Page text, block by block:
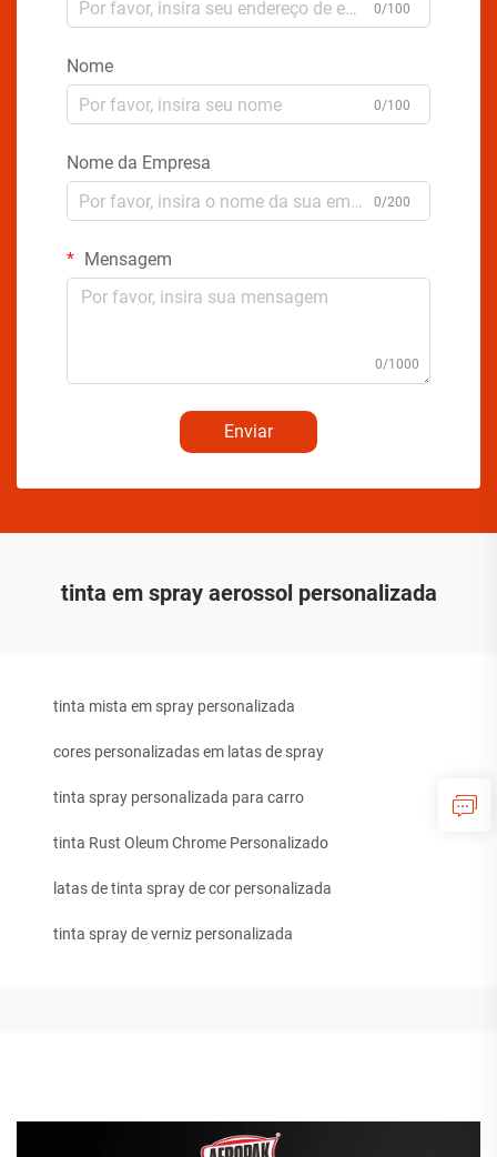
0/100
Nome
0/100
Nome da Empresa
0/200
Mensagem
0/1000
Enviar
tinta em spray aerossol personalizada
tinta mista em spray personalizada
cores personalizadas em latas de spray
tinta spray personalizada para carro
tinta Rust Oleum Chrome Personalizado
latas de tinta spray de cor personalizada
tinta spray de verniz personalizada